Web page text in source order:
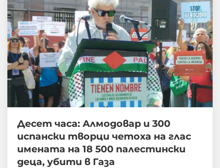
Десет часа: Алмодовар и 300
испански творци четоха на глас
имената на 18 500 палестински
деца, убити в Газа